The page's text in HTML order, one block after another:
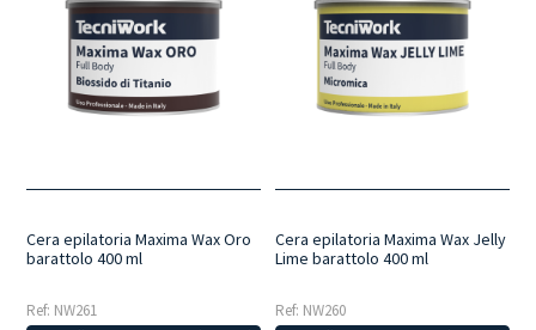
Cera epilatoria Maxima Wax Oro
barattolo 400 ml
Ref: NW261
Cera epilatoria Maxima Wax Jelly
Lime barattolo 400 ml
Ref: NW260